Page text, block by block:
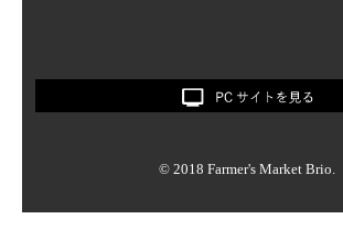
© 2018 Farmer's Market Brio.